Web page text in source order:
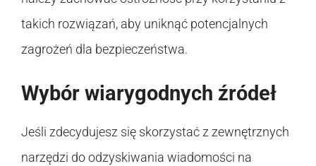
takich rozwiązań, aby uniknąć potencjalnych
zagrożeń dla bezpieczeństwa.
Wybór wiarygodnych źródeł
Jeśli zdecydujesz się skorzystać z zewnętrznych
narzędzi do odzyskiwania wiadomości na